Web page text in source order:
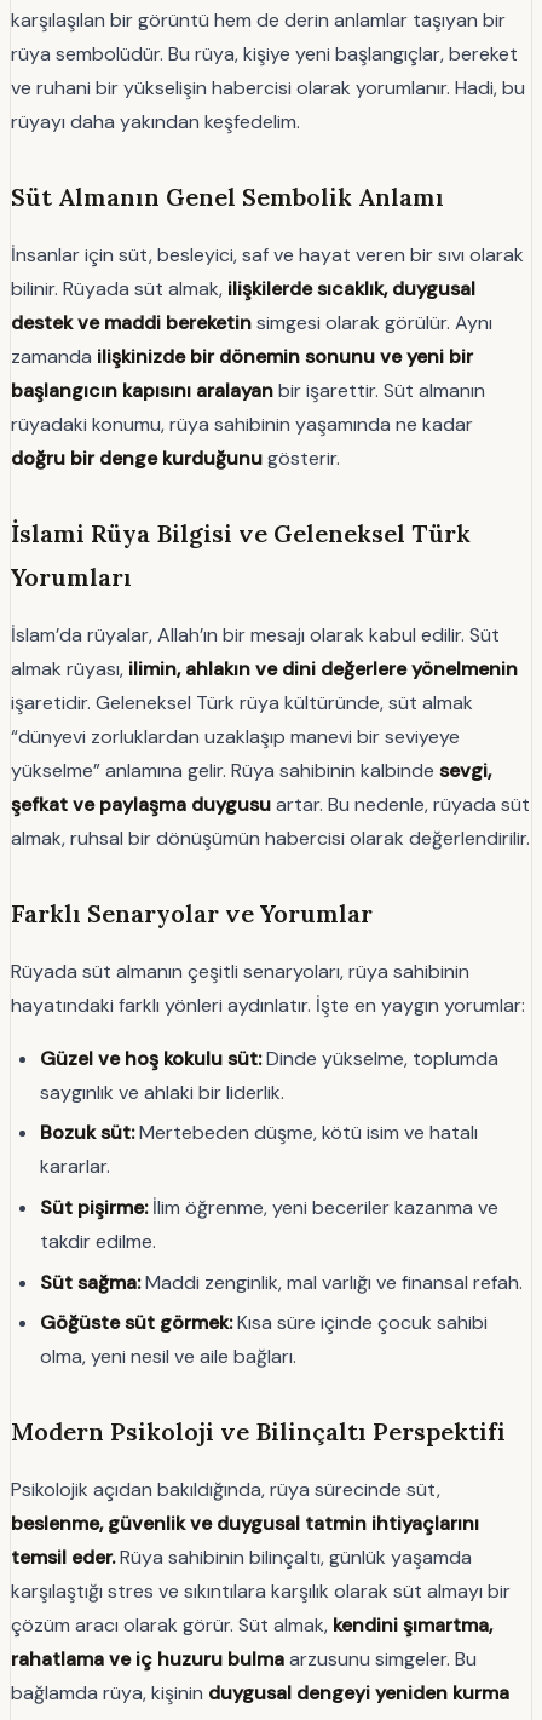
karşılaşılan bir görüntü hem de derin anlamlar taşıyan bir
rüya sembolüdür. Bu rüya, kişiye yeni başlangıçlar, bereket
ve ruhani bir yükselişin habercisi olarak yorumlanır. Hadi, bu
rüyayı daha yakından keşfedelim.
Süt Almanın Genel Sembolik Anlamı
İnsanlar için süt, besleyici, saf ve hayat veren bir sıvı olarak
bilinir. Rüyada süt almak, ilişkilerde sıcaklık, duygusal
destek ve maddi bereketinsimgesi olarak görülür. Aynı
zamanda ilişkinizde bir dönemin sonunu ve yeni bir
başlangıcın kapısını aralayanbir işarettir. Süt almanın
rüyadaki konumu, rüya sahibinin yaşamında ne kadar
doğru bir denge kurduğunugösterir.
İslami Rüya Bilgisi ve Geleneksel Türk
Yorumları
İslam’da rüyalar, Allah’ın bir mesajı olarak kabul edilir. Süt
almak rüyası, ilimin, ahlakın ve dini değerlere yönelmenin
işaretidir. Geleneksel Türk rüya kültüründe, süt almak
“dünyevi zorluklardan uzaklaşıp manevi bir seviyeye
yükselme” anlamına gelir. Rüya sahibinin kalbinde sevgi,
şefkat ve paylaşma duygusuartar. Bu nedenle, rüyada süt
almak, ruhsal bir dönüşümün habercisi olarak değerlendirilir.
Farklı Senaryolar ve Yorumlar
Rüyada süt almanın çeşitli senaryoları, rüya sahibinin
hayatındaki farklı yönleri aydınlatır. İşte en yaygın yorumlar:
Güzel ve hoş kokulu süt:Dinde yükselme, toplumda
saygınlık ve ahlaki bir liderlik.
Bozuk süt:Mertebeden düşme, kötü isim ve hatalı
kararlar.
Süt pişirme:İlim öğrenme, yeni beceriler kazanma ve
takdir edilme.
Süt sağma:Maddi zenginlik, mal varlığı ve finansal refah.
Göğüste süt görmek:Kısa süre içinde çocuk sahibi
olma, yeni nesil ve aile bağları.
Modern Psikoloji ve Bilinçaltı Perspektifi
Psikolojik açıdan bakıldığında, rüya sürecinde süt,
beslenme, güvenlik ve duygusal tatmin ihtiyaçlarını
temsil eder.Rüya sahibinin bilinçaltı, günlük yaşamda
karşılaştığı stres ve sıkıntılara karşılık olarak süt almayı bir
çözüm aracı olarak görür. Süt almak, kendini şımartma,
rahatlama ve iç huzuru bulmaarzusunu simgeler. Bu
bağlamda rüya, kişinin duygusal dengeyi yeniden kurma